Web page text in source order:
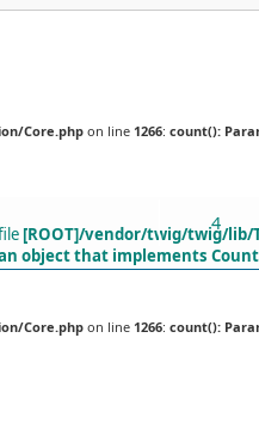
Core.php on line 1266: count():
[ROOT]/vendor/twig/twig/lib/
object that implements
4
Core.php on line 1266: count():